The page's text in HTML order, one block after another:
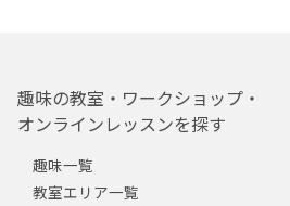
趣味の教室・ワークショップ・
オンラインレッスンを探す
趣味一覧
教室エリア一覧